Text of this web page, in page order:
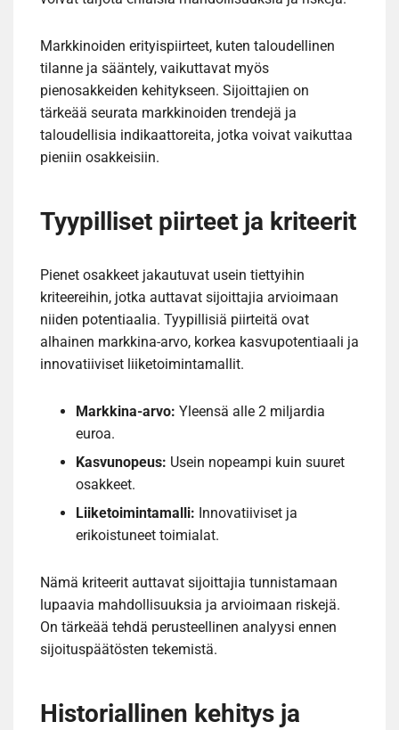
Markkinoiden erityispiirteet, kuten taloudellinen
tilanne ja sääntely, vaikuttavat myös
pienosakkeiden kehitykseen. Sijoittajien on
tärkeää seurata markkinoiden trendejä ja
taloudellisia indikaattoreita, jotka voivat vaikuttaa
pieniin osakkeisiin.
Tyypilliset piirteet ja kriteerit
Pienet osakkeet jakautuvat usein tiettyihin
kriteereihin, jotka auttavat sijoittajia arvioimaan
niiden potentiaalia. Tyypillisiä piirteitä ovat
alhainen markkina-arvo, korkea kasvupotentiaali ja
innovatiiviset liiketoimintamallit.
Markkina-arvo: Yleensä alle 2 miljardia
euroa.
Kasvunopeus: Usein nopeampi kuin suuret
osakkeet.
Liiketoimintamalli: Innovatiiviset ja
erikoistuneet toimialat.
Nämä kriteerit auttavat sijoittajia tunnistamaan
lupaavia mahdollisuuksia ja arvioimaan riskejä.
On tärkeää tehdä perusteellinen analyysi ennen
sijoituspäätösten tekemistä.
Historiallinen kehitys ja